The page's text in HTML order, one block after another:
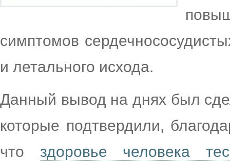
симптомов
и летального исхода.
Данный вывод на днях был
которые подтвердили,
что здоровье человека